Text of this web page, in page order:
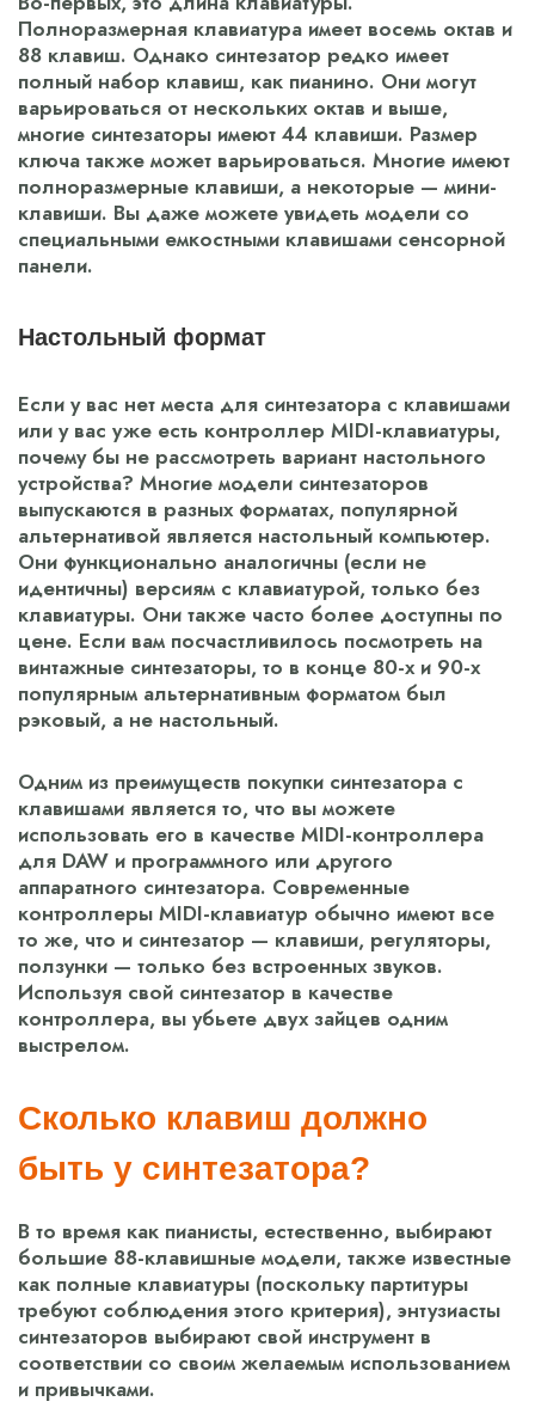
Полноразмерная клавиатура имеет восемь октав и
88 клавиш. Однако синтезатор редко имеет
полный набор клавиш, как пианино. Они могут
варьироваться от нескольких октав и выше,
многие синтезаторы имеют 44 клавиши. Размер
ключа также может варьироваться. Многие имеют
полноразмерные клавиши, а некоторые — мини-
клавиши. Вы даже можете увидеть модели со
специальными емкостными клавишами сенсорной
панели.
Настольный формат
Если у вас нет места для синтезатора с клавишами
или у вас уже есть контроллер MIDI-клавиатуры,
почему бы не рассмотреть вариант настольного
устройства? Многие модели синтезаторов
выпускаются в разных форматах, популярной
альтернативой является настольный компьютер.
Они функционально аналогичны (если не
идентичны) версиям с клавиатурой, только без
клавиатуры. Они также часто более доступны по
цене. Если вам посчастливилось посмотреть на
винтажные синтезаторы, то в конце 80-х и 90-х
популярным альтернативным форматом был
рэковый, а не настольный.
Одним из преимуществ покупки синтезатора с
клавишами является то, что вы можете
использовать его в качестве MIDI-контроллера
для DAW и программного или другого
аппаратного синтезатора. Современные
контроллеры MIDI-клавиатур обычно имеют все
то же, что и синтезатор — клавиши, регуляторы,
ползунки — только без встроенных звуков.
Используя свой синтезатор в качестве
контроллера, вы убьете двух зайцев одним
выстрелом.
Сколько клавиш должно
быть у синтезатора?
В то время как пианисты, естественно, выбирают
большие 88-клавишные модели, также известные
как полные клавиатуры (поскольку партитуры
требуют соблюдения этого критерия), энтузиасты
синтезаторов выбирают свой инструмент в
соответствии со своим желаемым использованием
и привычками.